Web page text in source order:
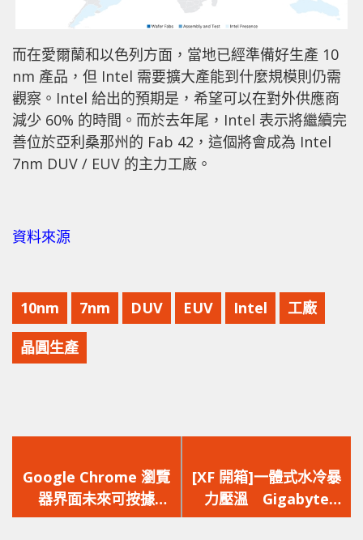
而在愛爾蘭和以色列方面，當地已經準備好生產 10
nm 產品，但 Intel 需要擴大產能到什麼規模則仍需
觀察。Intel 給出的預期是，希望可以在對外供應商
減少 60% 的時間。而於去年尾，Intel 表示將繼續完
善位於亞利桑那州的 Fab 42，這個將會成為 Intel
7nm DUV / EUV 的主力工廠。
資料來源
10nm 7nm DUV EUV Intel 工廠
晶圓生產
一
篇
文
Google Chrome 瀏覽
器界面未來可按據
Windows 10 設定自動
一
篇
文
[XF 開箱]一體式水冷暴
力壓溫 Gigabyte
AORUS GeForce RTX